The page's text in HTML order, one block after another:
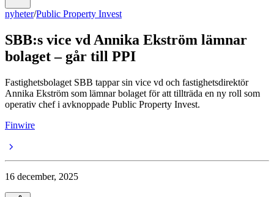
nyheter/Public Property Invest
SBB:s vice vd Annika Ekström lämnar
bolaget – går till PPI
Fastighetsbolaget SBB tappar sin vice vd och fastighetsdirektör
Annika Ekström som lämnar bolaget för att tillträda en ny roll som
operativ chef i avknoppade Public Property Invest.
Finwire
16 december, 2025